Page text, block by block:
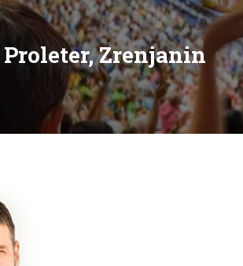
Proleter, Zrenjanin